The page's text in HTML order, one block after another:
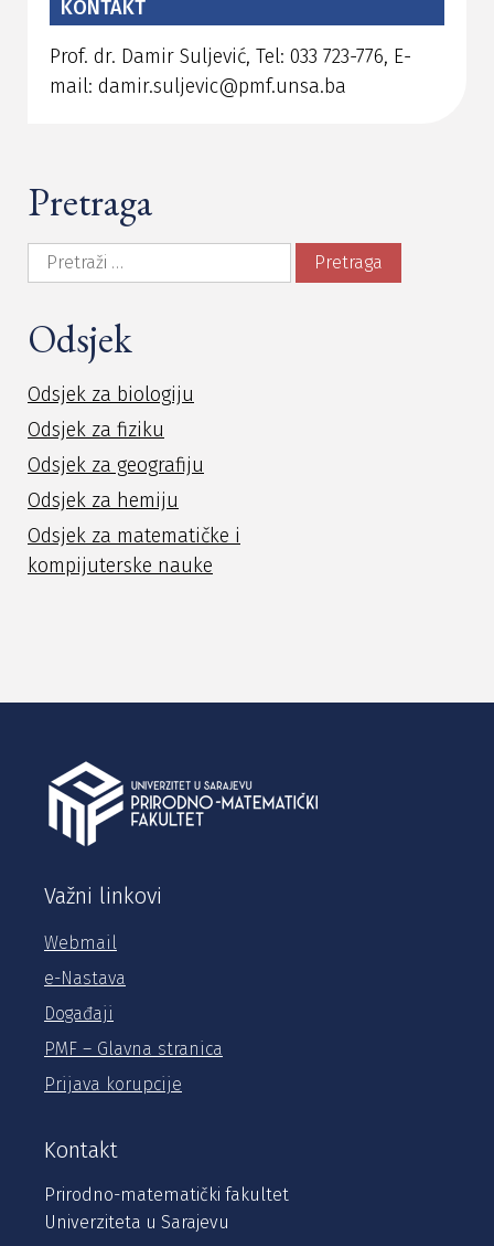
KONTAKT
Prof. dr. Damir Suljević, Tel: 033 723-776, E-
mail: damir.suljevic@pmf.unsa.ba
Pretraga
Pretraga:
Odsjek
Odsjek za biologiju
Odsjek za fiziku
Odsjek za geografiju
Odsjek za hemiju
Odsjek za matematičke i
kompijuterske nauke
Važni linkovi
Webmail
e-Nastava
Događaji
PMF – Glavna stranica
Prijava korupcije
Kontakt
Prirodno-matematički fakultet
Univerziteta u Sarajevu